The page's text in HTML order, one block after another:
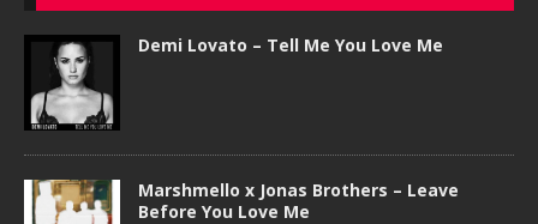
Demi Lovato – Tell Me You Love Me
Marshmello x Jonas Brothers – Leave
Before You Love Me